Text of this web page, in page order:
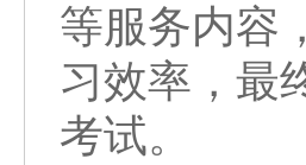
等服务内容
习效率，最
考试。